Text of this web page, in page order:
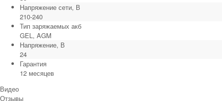
Напряжение сети, В
210-240
Тип заряжаемых акб
GEL, AGM
Напряжение, В
24
Гарантия
12 месяцев
Видео
Отзывы